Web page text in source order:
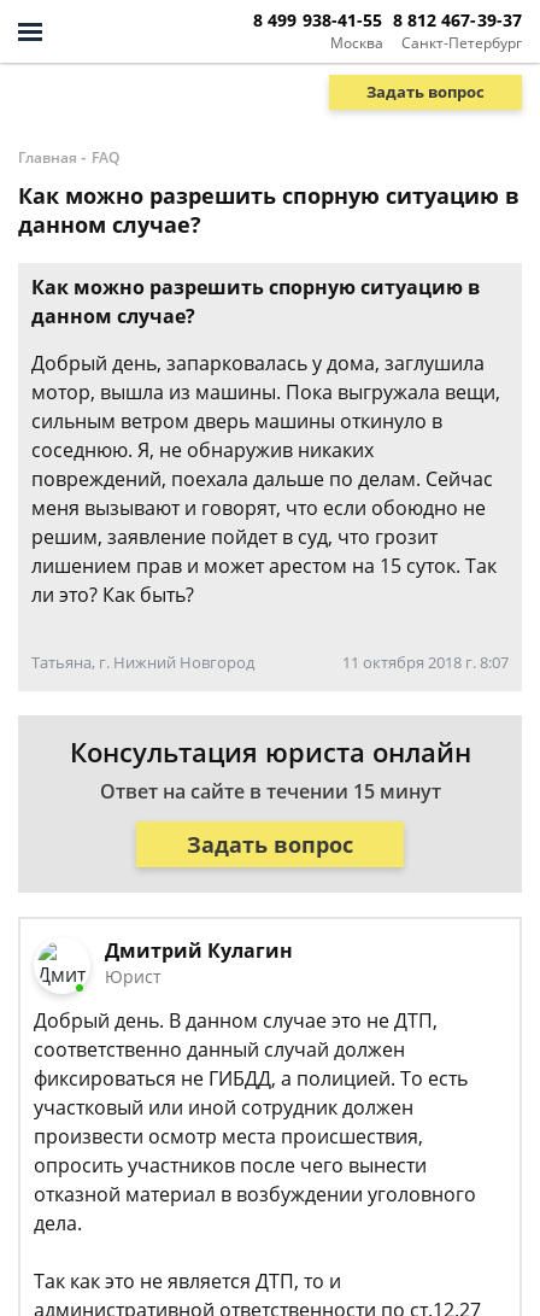
Москва
8 499 938-41-55
Санкт-Петербург
8 812 467-39-37
Задать вопрос
Главная - FAQ
Как можно разрешить спорную ситуацию в
данном случае?
Как можно разрешить спорную ситуацию в
данном случае?
Добрый день, запарковалась у дома, заглушила
мотор, вышла из машины. Пока выгружала вещи,
сильным ветром дверь машины откинуло в
соседнюю. Я, не обнаружив никаких
повреждений, поехала дальше по делам. Сейчас
меня вызывают и говорят, что если обоюдно не
решим, заявление пойдет в суд, что грозит
лишением прав и может арестом на 15 суток. Так
ли это? Как быть?
Татьяна, г. Нижний Новгород 11 октября 2018 г. 8:07
Консультация юриста онлайн
Ответ на сайте в течении 15 минут
Задать вопрос
Дмитрий Кулагин
Юрист
Добрый день. В данном случае это не ДТП,
соответственно данный случай должен
фиксироваться не ГИБДД, а полицией. То есть
участковый или иной сотрудник должен
произвести осмотр места происшествия,
опросить участников после чего вынести
отказной материал в возбуждении уголовного
дела.
Так как это не является ДТП, то и
административной ответственности по ст.12.27